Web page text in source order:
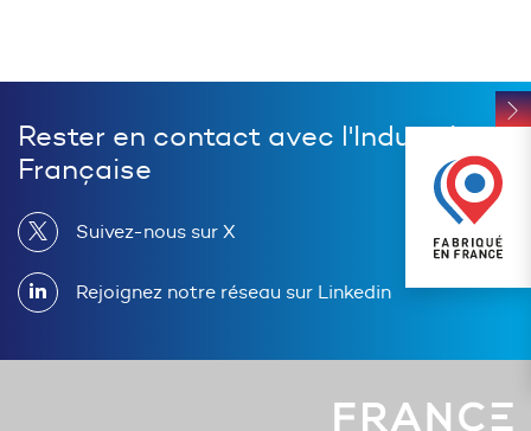
Rester en contact avec l'Industrie
Française
Suivez-nous sur X
Rejoignez notre réseau sur Linkedin